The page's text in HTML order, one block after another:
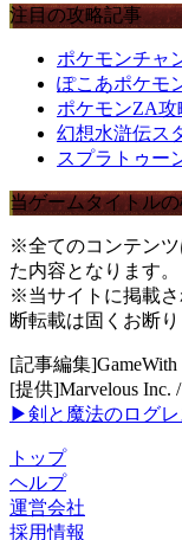
注目の攻略記事
ポケモンチャ
ぽこあポケモ
ポケモンZA攻
幻想水滸伝ス
スプラトゥー
当ゲームタイトル
※全てのコンテンツ
た内容となります。
※当サイトに掲載
断転載は固くお断り
[記事編集]GameWith
[提供]Marvelous Inc.
▶剣と魔法のログレ
トップ
ヘルプ
運営会社
採用情報